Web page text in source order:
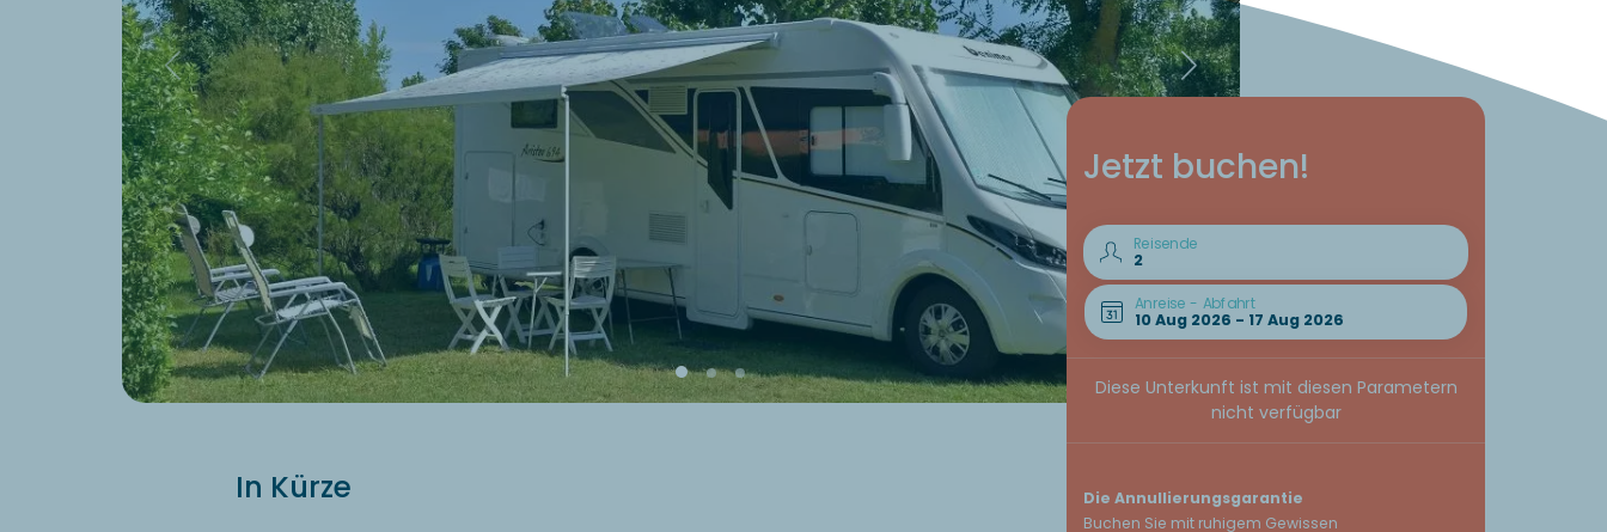
Jetzt buchen!
Reisende
Anreise - Abfahrt
Diese Unterkunft ist mit diesen Parametern
nicht verfügbar
Die Annullierungsgarantie
Buchen Sie mit ruhigem Gewissen
In Kürze